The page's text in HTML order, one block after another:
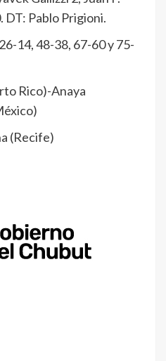
DT: Pablo Prigioni.
14, 48-38, 67-60 y 75-
Rico)-Anaya
(Recife)